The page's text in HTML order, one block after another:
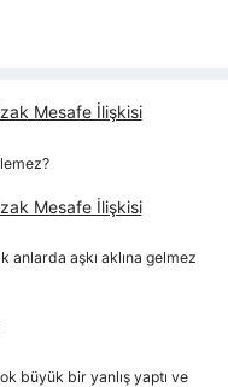
Mesafe İlişkisi
Mesafe İlişkisi
anlarda aşkı aklına gelmez
büyük bir yanlış yaptı ve